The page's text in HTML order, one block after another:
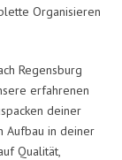
Organisieren
Regensburg
erfahrenen
deiner
Aufbau in deiner
Qualität,